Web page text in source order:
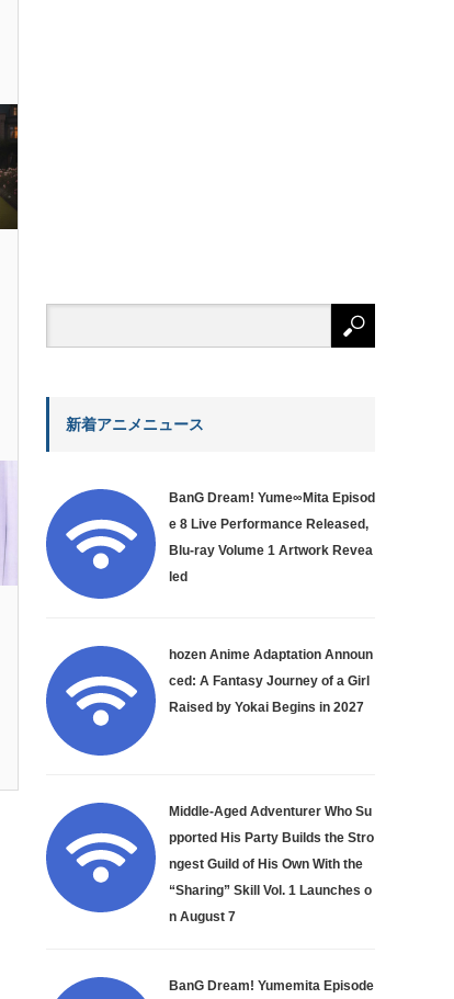
新着アニメニュース
BanG Dream! Yume∞Mita Episod
e 8 Live Performance Released,
Blu-ray Volume 1 Artwork Revea
led
hozen Anime Adaptation Announ
ced: A Fantasy Journey of a Girl
Raised by Yokai Begins in 2027
Middle-Aged Adventurer Who Su
pported His Party Builds the Stro
ngest Guild of His Own With the
“Sharing” Skill Vol. 1 Launches o
n August 7
BanG Dream! Yumemita Episode